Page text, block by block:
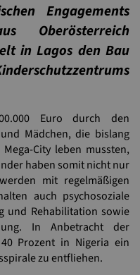
Engagements
Oberösterreich
in Lagos den Bau
Euro durch den
Mädchen, die bislang
City leben mussten,
haben somit nicht nur
mit regelmäßigen
auch psychosoziale
und Rehabilitation sowie
In Anbetracht der
Prozent in Nigeria ein
zu entfliehen.